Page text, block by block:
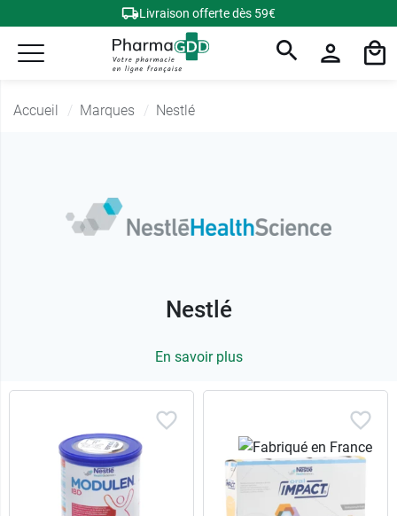
Livraison offerte dès 59€
Accueil Marques Nestlé
Nestlé
En savoir plus